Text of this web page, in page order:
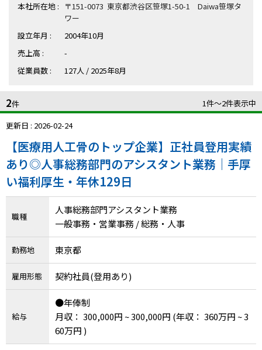
本社所在地 :
〒151-0073 東京都渋谷区笹塚1-50-1 Daiwa笹塚タ
ワー
設立年月 :
2004年10月
売上高 :
-
従業員数 :
127人 / 2025年8月
2件
1件〜2件表示中
更新日 : 2026-02-24
【医療用人工骨のトップ企業】正社員登用実績
あり◎人事総務部門のアシスタント業務｜手厚
い福利厚生・年休129日
職種
人事総務部門アシスタント業務
一般事務・営業事務 / 総務・人事
勤務地 東京都
雇用形態 契約社員(登用あり)
給与
●年俸制
月収： 300,000円 ~ 300,000円 (年収： 360万円 ~ 3
60万円 )
ハイスキルな障害者の転職支援サービス
障害のある新卒学生専門の就職エージェントサービス
障害者専門の求人検索・スカウトサービス
就労移行支援サービス
障害別専門支援の就労移行支援サービス
IT・Web制作スキルを身につける就労移行支援サービス
スカウトを受ける
就労移行支援サービス
就職・転職ノウハウ
お問い合わせ・よくある質問
お問い合わせ
よくある質問
採用をお考えの企業様はこちら